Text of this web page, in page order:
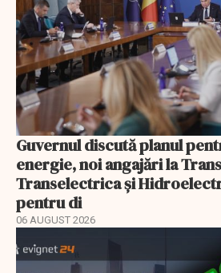
Guvernul discută planul
energie, noi angajări la
Transelectrica și
pentru di
06 AUGUST 2026